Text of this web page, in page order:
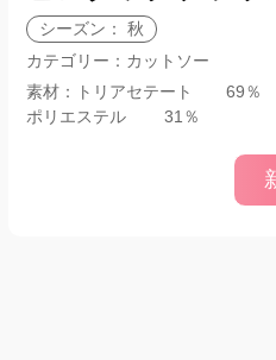
シーズン： 秋
カテゴリー：カットソー
素材：トリアセテート 69％
ポリエステル 31％